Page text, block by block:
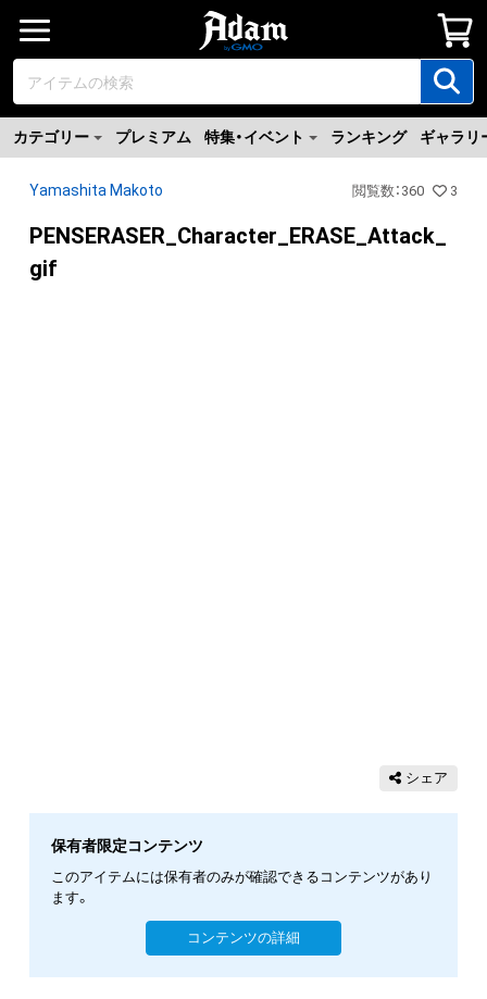
カテゴリー プレミアム 特集・イベント ランキング ギャラリ
Yamashita Makoto 閲覧数 ： 360 3
PENSERASER_Character_ERASE_Attack_
gif
シェア
保有者限定コンテンツ
このアイテムには保有者のみが確認できるコンテンツがあり
ます。
コンテンツの詳細